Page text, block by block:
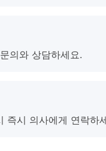
의와 상담하세요.
즉시 의사에게 연락하